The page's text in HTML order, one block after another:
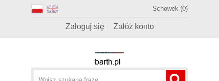
Schowek (0)
Zaloguj się Załóż konto